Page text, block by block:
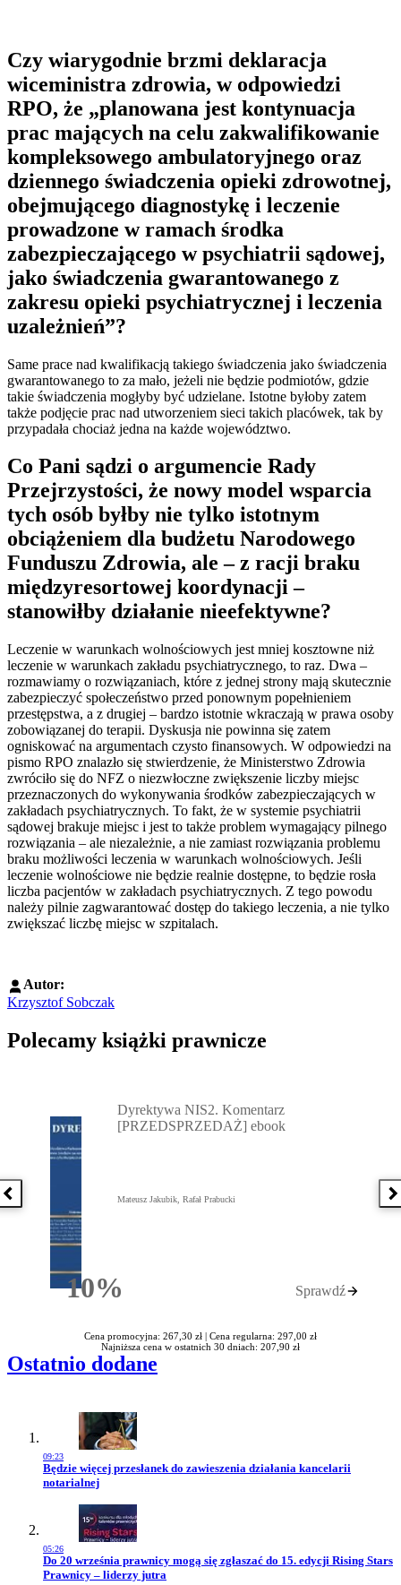
Czy wiarygodnie brzmi deklaracja
wiceministra zdrowia, w odpowiedzi
RPO, że „planowana jest kontynuacja
prac mających na celu zakwalifikowanie
kompleksowego ambulatoryjnego oraz
dziennego świadczenia opieki zdrowotnej,
obejmującego diagnostykę i leczenie
prowadzone w ramach środka
zabezpieczającego w psychiatrii sądowej,
jako świadczenia gwarantowanego z
zakresu opieki psychiatrycznej i leczenia
uzależnień”?
Same prace nad kwalifikacją takiego świadczenia jako świadczenia
gwarantowanego to za mało, jeżeli nie będzie podmiotów, gdzie
takie świadczenia mogłyby być udzielane. Istotne byłoby zatem
także podjęcie prac nad utworzeniem sieci takich placówek, tak by
przypadała chociaż jedna na każde województwo.
Co Pani sądzi o argumencie Rady
Przejrzystości, że nowy model wsparcia
tych osób byłby nie tylko istotnym
obciążeniem dla budżetu Narodowego
Funduszu Zdrowia, ale – z racji braku
międzyresortowej koordynacji –
stanowiłby działanie nieefektywne?
Leczenie w warunkach wolnościowych jest mniej kosztowne niż
leczenie w warunkach zakładu psychiatrycznego, to raz. Dwa –
rozmawiamy o rozwiązaniach, które z jednej strony mają skutecznie
zabezpieczyć społeczeństwo przed ponownym popełnieniem
przestępstwa, a z drugiej – bardzo istotnie wkraczają w prawa osoby
zobowiązanej do terapii. Dyskusja nie powinna się zatem
ogniskować na argumentach czysto finansowych. W odpowiedzi na
pismo RPO znalazło się stwierdzenie, że Ministerstwo Zdrowia
zwróciło się do NFZ o niezwłoczne zwiększenie liczby miejsc
przeznaczonych do wykonywania środków zabezpieczających w
zakładach psychiatrycznych. To fakt, że w systemie psychiatrii
sądowej brakuje miejsc i jest to także problem wymagający pilnego
rozwiązania – ale niezależnie, a nie zamiast rozwiązania problemu
braku możliwości leczenia w warunkach wolnościowych. Jeśli
leczenie wolnościowe nie będzie realnie dostępne, to będzie rosła
liczba pacjentów w zakładach psychiatrycznych. Z tego powodu
należy pilnie zagwarantować dostęp do takiego leczenia, a nie tylko
zwiększać liczbę miejsc w szpitalach.
Autor:
Krzysztof Sobczak
Polecamy książki prawnicze
Poprzednia książka
10%Rabatu
Dyrektywa NIS2. Komentarz
[PRZEDSPRZEDAŻ] ebook
Mateusz Jakubik, Rafał Prabucki
Sprawdź
Cena promocyjna: 267,30 zł | Cena regularna: 297,00 zł
Najniższa cena w ostatnich 30 dniach: 207,90 zł
Ostatnio dodane
09:23
Przejdź do artykułu:
Będzie więcej przesłanek do zawieszenia działania kancelarii
notarialnej
05:26
Przejdź do artykułu:
Do 20 września prawnicy mogą się zgłaszać do 15. edycji Rising Stars
Prawnicy – liderzy jutra